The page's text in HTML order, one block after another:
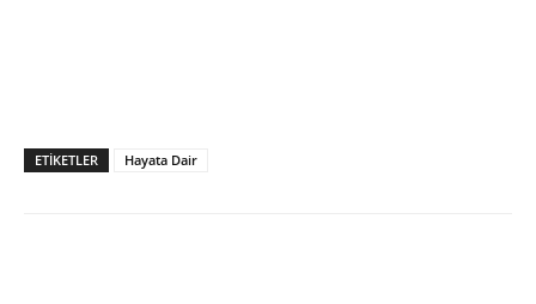
ETIKETLER Hayata Dair